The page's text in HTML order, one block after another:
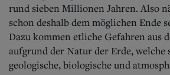
rund sieben Millionen Jahren. Also
schon deshalb dem möglichen Ende
Dazu kommen etliche Gefahren aus
aufgrund der Natur der Erde, welche
geologische, biologische und